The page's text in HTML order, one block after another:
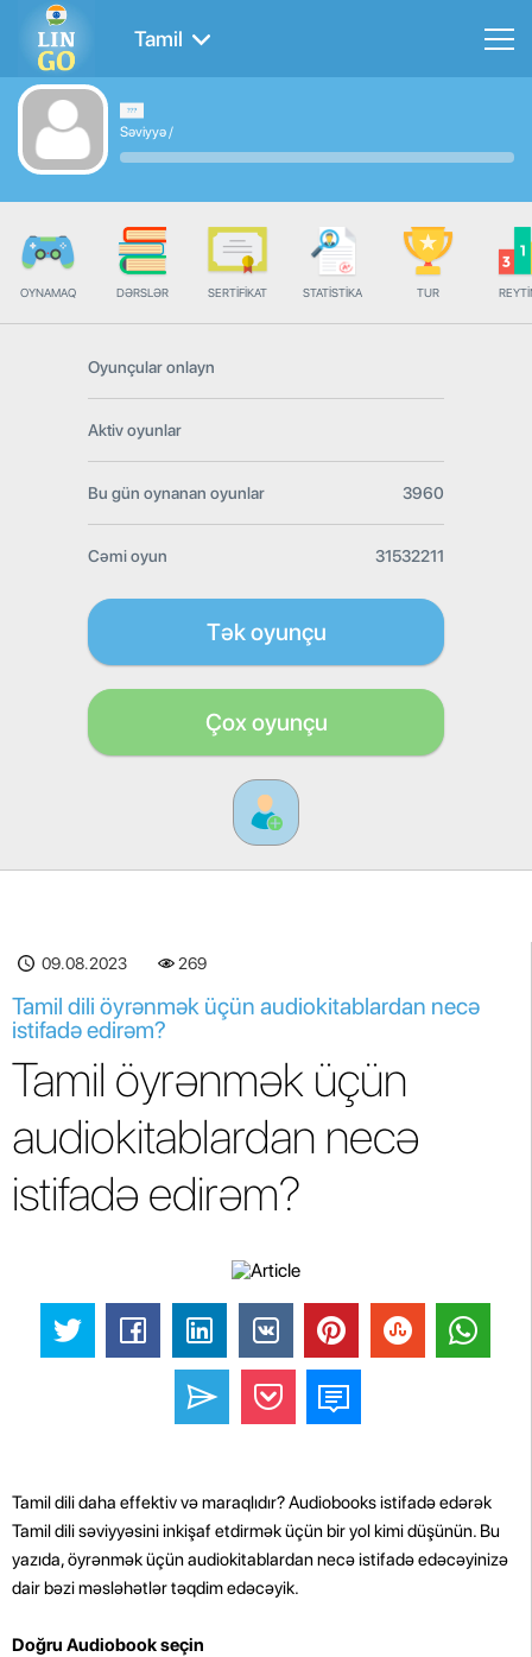
Tamil
Səviyyə/
OYNAMAQ DƏRSLƏR SERTIFIKAT STATISTIKA TUR
Oyunçular onlayn
Aktiv oyunlar
Bu gün oynanan oyunlar 3960
Cəmi oyun 31532211
Tək oyunçu
Çox oyunçu
09.08.2023 269
Tamil dili öyrənmək üçün audiokitablardan necə
istifadə edirəm?
Tamil öyrənmək üçün
audiokitablardan necə
istifadə edirəm?
Tamil dili daha effektiv və maraqlıdır? Audiobooks istifadə edərək
Tamil dili səviyyəsini inkişaf etdirmək üçün bir yol kimi düşünün. Bu
yazıda, öyrənmək üçün audiokitablardan necə istifadə edəcəyinizə
dair bəzi məsləhətlər təqdim edəcəyik.
Doğru Audiobook seçin